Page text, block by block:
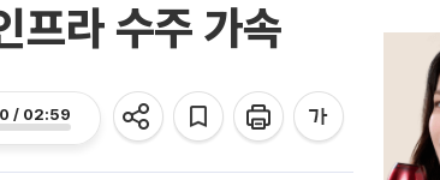
프라 수주 가속
/ 02:59